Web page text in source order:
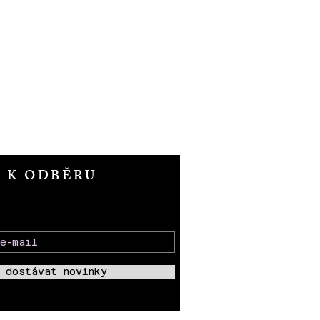
ODBĚRU
dostávat novinky